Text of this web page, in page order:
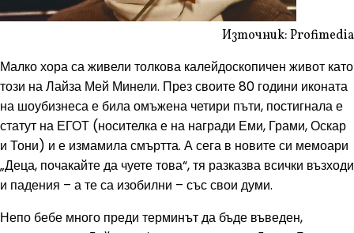
Източник: Profimedia
Малко хора са живели толкова калейдоскопичен живот като
този на Лайза Мей Минели. През своите 80 години иконата
на шоубизнеса е била омъжена четири пъти, постигнала е
статут на ЕГОТ (носителка е на награди Еми, Грами, Оскар
и Тони) и е измамила смъртта. А сега в новите си мемоари
„Деца, почакайте да чуете това“, тя разказва всички възходи
и падения – а те са изобилни – със свои думи.
Непо бебе много преди терминът да бъде въведен,